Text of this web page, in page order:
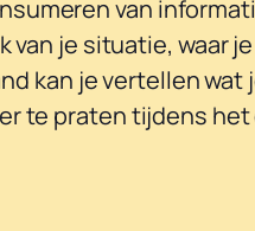
van
je situatie, waar
kan je vertellen wat
te praten tijdens